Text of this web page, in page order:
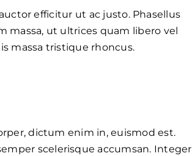
efficitur ut ac justo. Phasellus
ut ultrices quam libero vel
massa tristique rhoncus.
dictum enim in, euismod est.
scelerisque accumsan. Integer